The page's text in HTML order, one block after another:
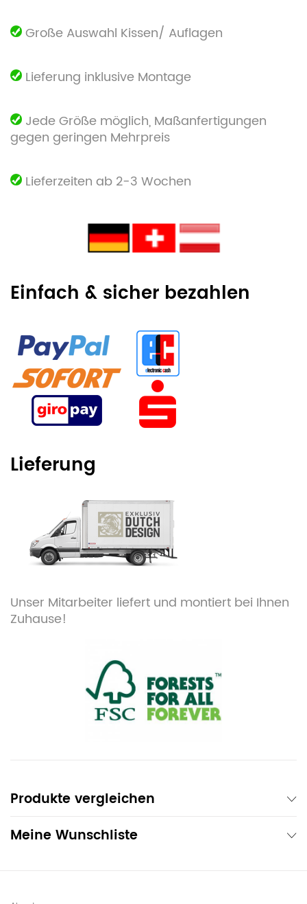
Große Auswahl Kissen/ Auflagen
Lieferung inklusive Montage
Jede Größe möglich, Maßanfertigungen
gegen geringen Mehrpreis
Lieferzeiten ab 2-3 Wochen
Einfach & sicher bezahlen
Lieferung
Unser Mitarbeiter liefert und montiert bei Ihnen
Zuhause!
Produkte vergleichen
Meine Wunschliste